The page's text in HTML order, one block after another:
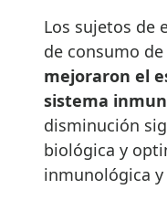
Los sujetos de
de consumo de
mejoraron el
sistema
disminución
biológica y
inmunológica